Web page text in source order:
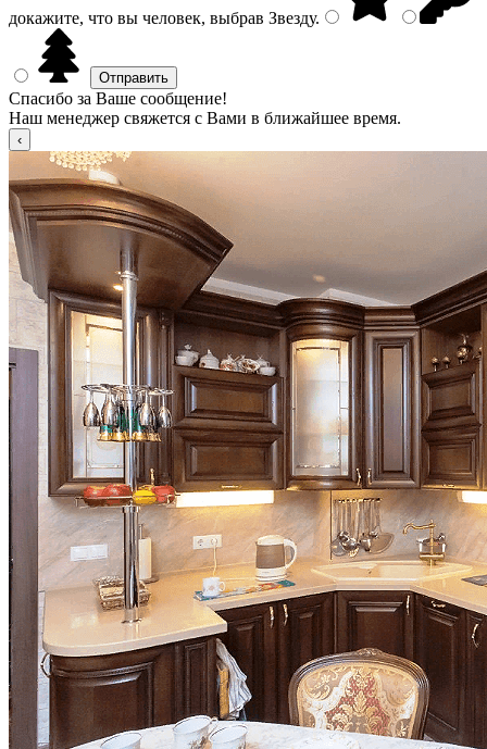
докажите, что вы человек, выбрав Звезду.
Спасибо за Ваше сообщение!
Наш менеджер свяжется с Вами в ближайшее время.